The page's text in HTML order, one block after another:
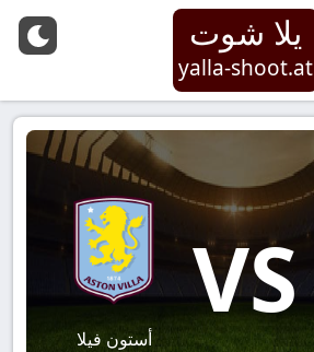
يلا شوت
yalla-shoot.at
VS
أستون فيلا